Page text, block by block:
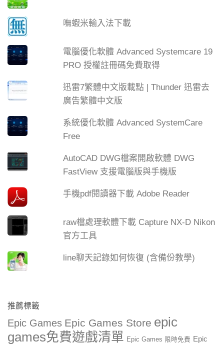
嘸蝦米輸入法下載
電腦優化軟體 Advanced Systemcare 19
PRO 授權註冊碼免費取得
迅雷7繁體中文版載點 | Thunder 迅雷去
廣告繁體中文版
系統優化軟體 Advanced SystemCare
Free
AutoCAD DWG檔案開啟軟體 DWG
FastView 支援電腦版與手機版
手機pdf閱讀器下載 Adobe Reader
raw檔處理軟體下載 Capture NX-D Nikon
官方工具
line聊天記錄如何恢復 (含備份教學)
推薦標籤
Epic Games Epic Games Store epic
games免費遊戲清單 Epic Games 限時免費 Epic